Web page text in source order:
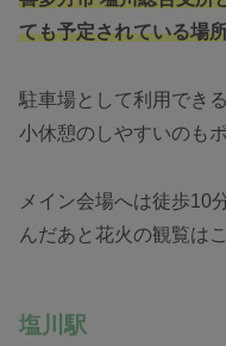
ても予定されている場
駐車場として利用でき
小休憩のしやすいのも
メイン会場へは徒歩10
んだあと花火の観覧は
塩川駅